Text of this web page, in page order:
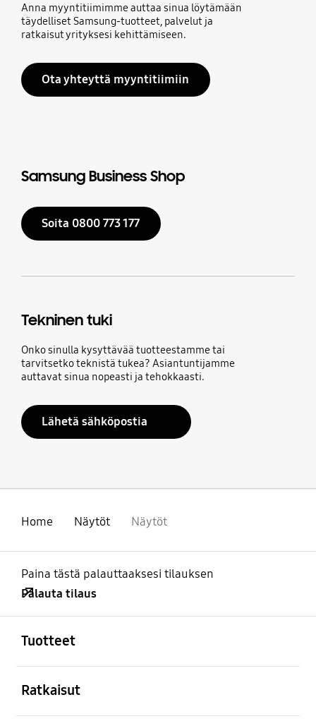
Anna myyntitiimimme auttaa sinua löytämään
täydelliset Samsung-tuotteet, palvelut ja
ratkaisut yrityksesi kehittämiseen.
Ota yhteyttä myyntitiimiin
Samsung Business Shop
Soita 0800 773 177
Tekninen tuki
Onko sinulla kysyttävää tuotteestamme tai
tarvitsetko teknistä tukea? Asiantuntijamme
auttavat sinua nopeasti ja tehokkaasti.
Lähetä sähköpostia
Home Näytöt Näytöt
Paina tästä palauttaaksesi tilauksen
Palauta tilaus
Tuotteet
Ratkaisut